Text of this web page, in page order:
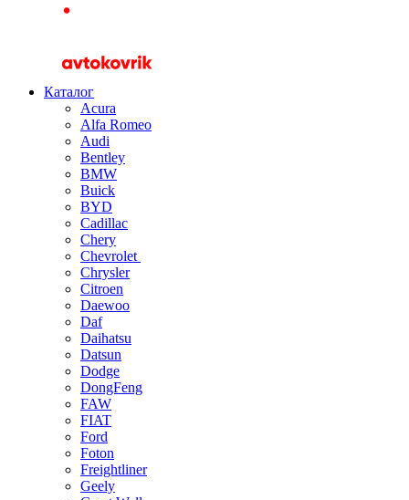
Каталог
Acura
Alfa Romeo
Audi
Bentley
BMW
Buick
BYD
Cadillac
Chery
Chevrolet
Chrysler
Citroen
Daewoo
Daf
Daihatsu
Datsun
Dodge
DongFeng
FAW
FIAT
Ford
Foton
Freightliner
Geely